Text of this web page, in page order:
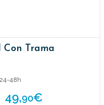
Trama
48h
49,90€